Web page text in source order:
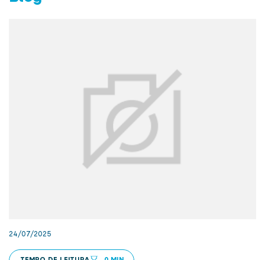
24/07/2025